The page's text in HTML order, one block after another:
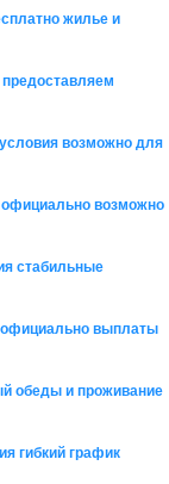
жилье и
возможно для
официально возможно
стабильные
официально выплаты
обеды и проживание
гибкий график